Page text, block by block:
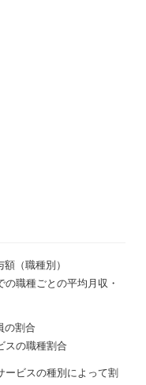
（職種別）
職種ごとの平均月収・
の割合
の職種割合
ービスの種別によって割